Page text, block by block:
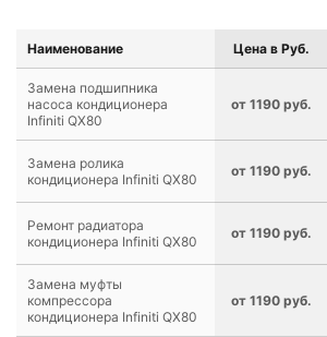
Наименование Цена в Руб.
Замена подшипника
насоса кондиционера
Infiniti QX80
от 1190 руб.
Замена ролика
кондиционера Infiniti QX80
от 1190 руб.
Ремонт радиатора
кондиционера Infiniti QX80
от 1190 руб.
Замена муфты
компрессора
кондиционера Infiniti QX80
от 1190 руб.